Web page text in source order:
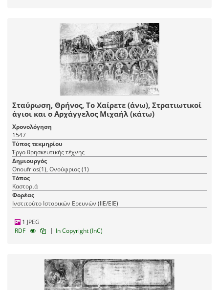
Σταύρωση, Θρήνος, Το Χαίρετε (άνω), Στρατιωτικοί
άγιοι και ο Αρχάγγελος Μιχαήλ (κάτω)
Χρονολόγηση
1547
Τύπος τεκμηρίου
Έργο θρησκευτικής τέχνης
Δημιουργός
Onoufrios(1), Ονούφριος (1)
Τόπος
Καστοριά
Φορέας
Ινστιτούτο Ιστορικών Ερευνών (ΙΙΕ/ΕΙΕ)
1 JPEG
RDF
| In Copyright (InC)